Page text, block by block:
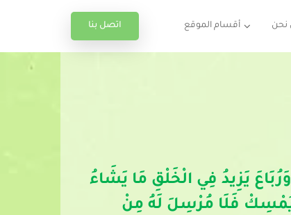
اتصل بنا نحن أقسام الموقع
يَزِيدُ فِي الْخَلْقِ مَا يَشَاءُ
لَهَا وَمَا يُمْسِكْ فَلَا مُرْسِلَ لَهُ مِنْ